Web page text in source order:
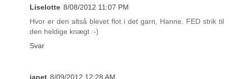
Liselotte 8/08/2012 11:07 PM
Hvor er den altså blevet flot i det garn, Hanne. FED strik til
den heldige knægt :-)
Svar
janet 8/09/2012 12:28 AM